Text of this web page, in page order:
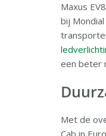
Maxus
bij
een beter
Met de
Cab in